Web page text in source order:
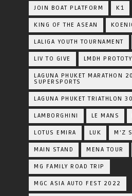
JOIN BOAT PLATFORM K1
KING OF THE ASEAN
LALIGA YOUTH TOURNAMENT
LIV TO GIVE LMDH
LAGUNA PHUKET MARATHON
SUPERSPORTS
LAGUNA PHUKET TRIATHLON
LAMBORGHINI LE MANS
LOTUS EMIRA LUK M'Z
MAIN STAND MENA TOUR
MG FAMILY ROAD TRIP
MGC ASIA AUTO FEST 2022